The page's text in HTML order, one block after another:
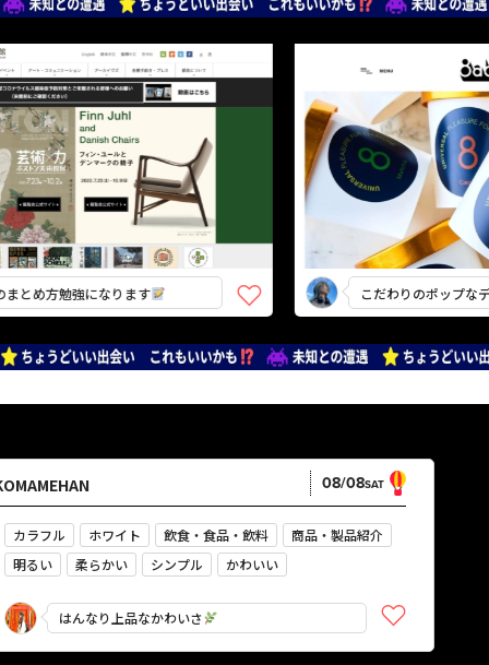
勉強になります こだわりのポップなデザイ
08/08SAT
カラフル ホワイト 飲食・食品・飲料
商品・製品紹介
明るい
柔らかい シンプル
かわいい
はんなり上品なかわいさ